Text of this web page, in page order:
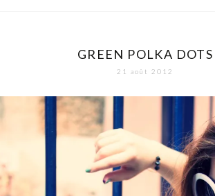
GREEN POLKA DOTS
21 août 2012